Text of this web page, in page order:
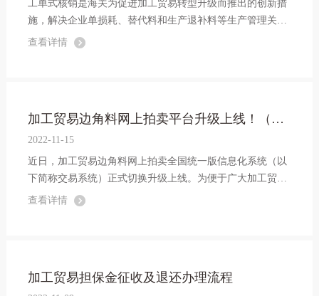
工单式核销是海关为促进加工贸易转型升级而推出的创新措
施，解决企业单损耗、替代料和生产退补料等生产管理关系
复杂及料号、产品版本号数量较多难以准确申报单耗的问
查看详情
加工贸易边角料网上拍卖平台升级上线！（附详细操作流程）
2022-11-15
近日，加工贸易边角料网上拍卖全国统一版信息化系统（以
下简称交易系统）正式切换升级上线。为便于广大加工贸易
企业更快适应新交易系统，现梳理相关概念、主要流程和注
查看详情
加工贸易担保金征收及退还办理流程